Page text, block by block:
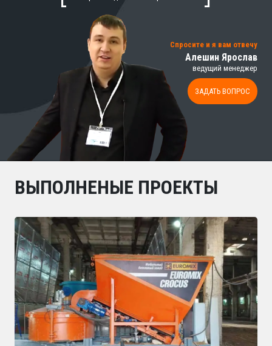
Спросите и я вам отвечу
Алешин Ярослав
ведущий менеджер
ЗАДАТЬ ВОПРОС
ВЫПОЛНЕНЫЕ ПРОЕКТЫ